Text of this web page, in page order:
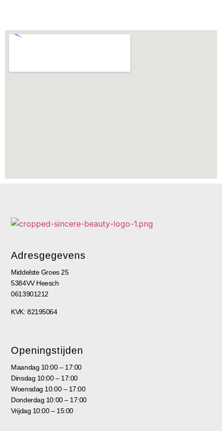
Adresgegevens
Middelste Groes 25
5384VV Heesch
0613901212
KVK: 82195064
Openingstijden
Maandag 10:00 – 17:00
Dinsdag 10:00 – 17:00
Woensdag 10:00 – 17:00
Donderdag 10:00 – 17:00
Vrijdag 10:00 – 15:00